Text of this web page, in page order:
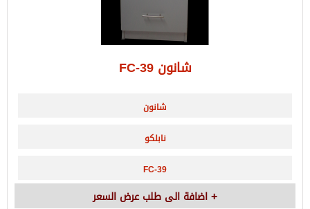
شانون FC-39
شانون
نابلكو
FC-39
اضافة الى طلب عرض السعر